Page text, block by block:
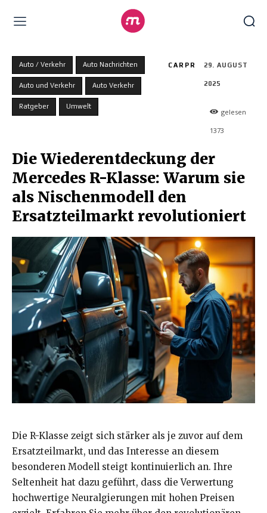
Auto / Verkehr Auto Nachrichten
Auto und Verkehr Auto Verkehr
Ratgeber Umwelt
CARPR 29. AUGUST
2025
gelesen
1373
Die Wiederentdeckung der
Mercedes R-Klasse: Warum sie
als Nischenmodell den
Ersatzteilmarkt revolutioniert
Die R-Klasse zeigt sich stärker als je zuvor auf dem
Ersatzteilmarkt, und das Interesse an diesem
besonderen Modell steigt kontinuierlich an. Ihre
Seltenheit hat dazu geführt, dass die Verwertung
hochwertige Neuralgierungen mit hohen Preisen